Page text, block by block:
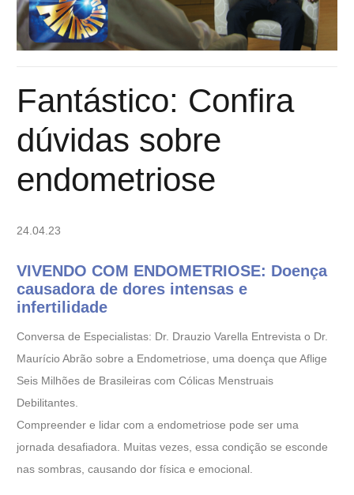
Fantástico: Confira
dúvidas sobre
endometriose
24.04.23
VIVENDO COM ENDOMETRIOSE: Doença
causadora de dores intensas e
infertilidade
Conversa de Especialistas: Dr. Drauzio Varella Entrevista o Dr.
Maurício Abrão sobre a Endometriose, uma doença que Aflige
Seis Milhões de Brasileiras com Cólicas Menstruais
Debilitantes.
Compreender e lidar com a endometriose pode ser uma
jornada desafiadora. Muitas vezes, essa condição se esconde
nas sombras, causando dor física e emocional.